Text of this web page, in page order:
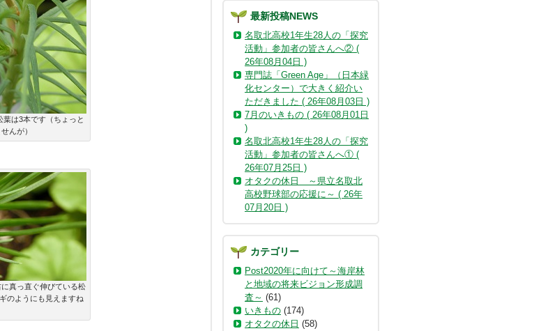
は3本です（ちょっと
んが）
真っ直ぐ伸びている松
のようにも見えますね
最新投稿NEWS
名取北高校1年生28人の「探究
活動」参加者の皆さんへ② (
26年08月04日 )
専門誌「Green Age」（日本緑
化センター）で大きく紹介い
ただきました ( 26年08月03日 )
7月のいきもの ( 26年08月01日
)
名取北高校1年生28人の「探究
活動」参加者の皆さんへ① (
26年07月25日 )
オタクの休日 ～県立名取北
高校野球部の応援に～ ( 26年
07月20日 )
カテゴリー
Post2020年に向けて～海岸林
と地域の将来ビジョン形成調
査～ (61)
いきもの (174)
オタクの休日 (58)